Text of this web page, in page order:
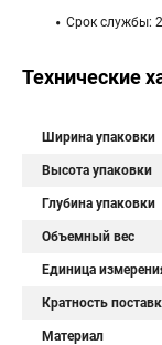
Срок службы:
Технические
Ширина упаковки
Высота упаковки
Глубина упаковки
Объемный вес
Единица
Кратность
Материал